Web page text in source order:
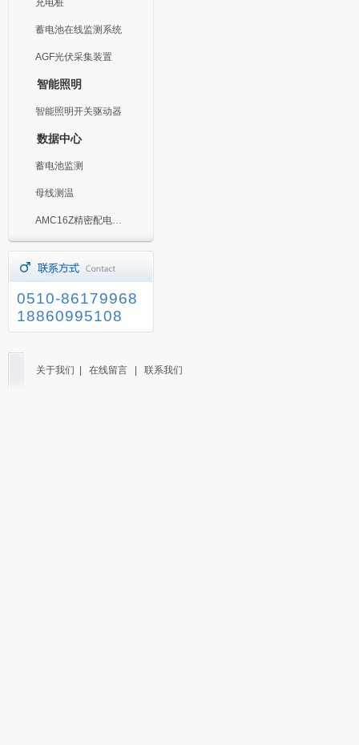
充电桩
蓄电池在线监测系统
AGF光伏采集装置
智能照明
智能照明开关驱动器
数据中心
蓄电池监测
母线测温
AMC16Z精密配电监控装置
0510-86179968
18860995108
关于我们 在线留言 联系我们